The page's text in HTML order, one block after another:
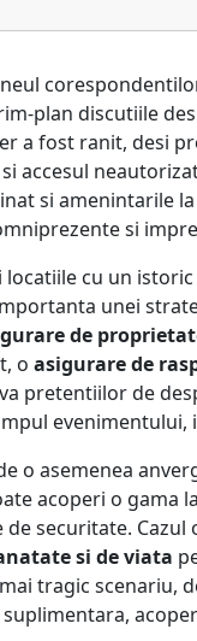
plan discutiile
a fost ranit, desi
accesul
si amenintarile
si
cu un
unei
de
o asigurare de
pretentiilor de
evenimentului,
o asemenea
acoperi o gama
securitate.
si de viata
tragic scenariu,